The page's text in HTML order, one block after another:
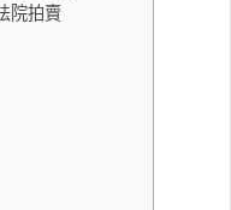
院拍賣